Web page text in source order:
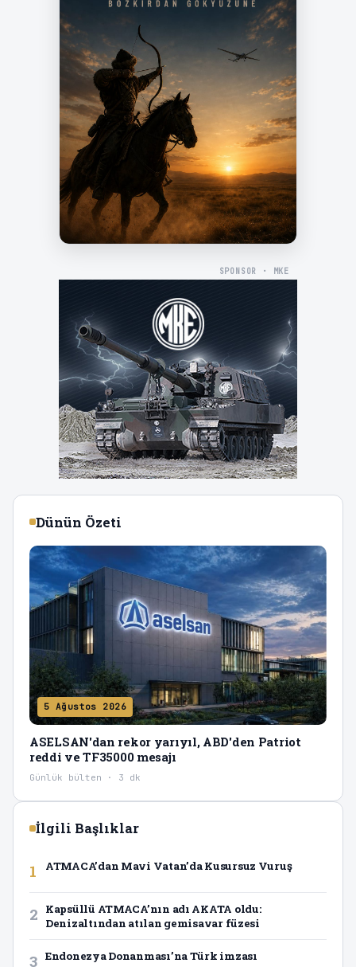
SPONSOR · MKE
Dünün Özeti
5 Ağustos 2026
ASELSAN'dan rekor yarıyıl, ABD'den Patriot
reddi ve TF35000 mesajı
Günlük bülten · 3 dk
İlgili Başlıklar
1 ATMACA’dan Mavi Vatan’da Kusursuz Vuruş
2
Kapsüllü ATMACA’nın adı AKATA oldu:
Denizaltından atılan gemisavar füzesi
3 Endonezya Donanması’na Türk imzası